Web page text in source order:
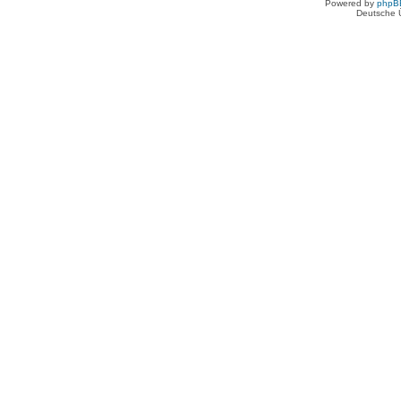
Powered by
Deutsche